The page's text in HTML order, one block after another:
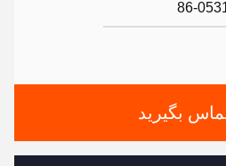
86-
بگیرید